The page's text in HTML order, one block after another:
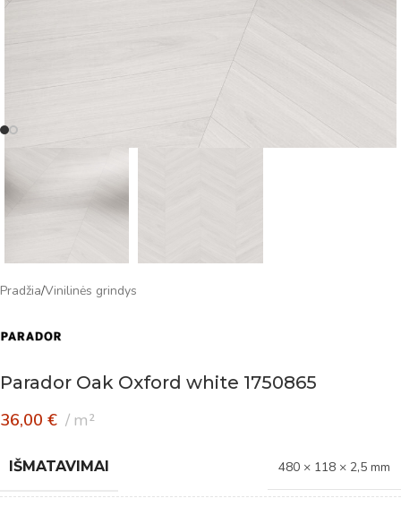
Pradžia/Vinilinės grindys
Parador Oak Oxford white 1750865
36,00 € m²
IŠMATAVIMAI 480 × 118 × 2,5 mm